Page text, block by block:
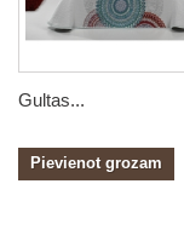
Gultas...
Pievienot grozam